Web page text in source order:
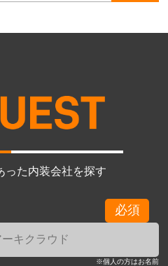
った内装会社を探す
必須
※個人の方はお名前